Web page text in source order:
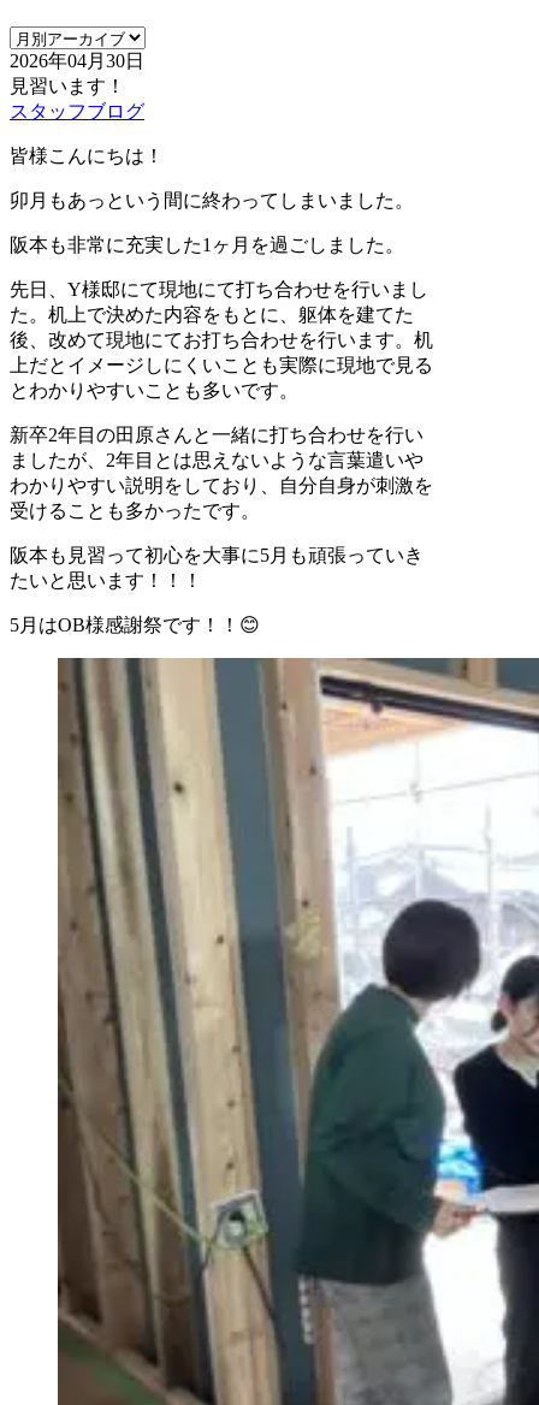
2026年04月30日
見習います！
スタッフブログ
皆様こんにちは！
卯月もあっという間に終わってしまいました。
阪本も非常に充実した1ヶ月を過ごしました。
先日、Y様邸にて現地にて打ち合わせを行いまし
た。机上で決めた内容をもとに、躯体を建てた
後、改めて現地にてお打ち合わせを行います。机
上だとイメージしにくいことも実際に現地で見る
とわかりやすいことも多いです。
新卒2年目の田原さんと一緒に打ち合わせを行い
ましたが、2年目とは思えないような言葉遣いや
わかりやすい説明をしており、自分自身が刺激を
受けることも多かったです。
阪本も見習って初心を大事に5月も頑張っていき
たいと思います！！！
5月はOB様感謝祭です！！😊